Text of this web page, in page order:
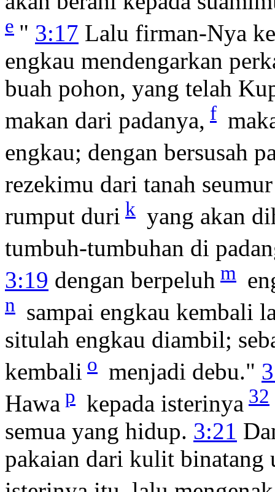
e " 3:17 Lalu firman-Nya
engkau mendengarkan
buah pohon, yang telah
makan dari padanya, f
engkau; dengan bersusah
rezekimu dari tanah
rumput duri k yang akan
tumbuh-tumbuhan di
3:19 dengan berpeluh m
n sampai engkau kembali
situlah engkau diambil;
kembali o menjadi debu."
Hawa p kepada isterinya 32
semua yang hidup. 3:21
pakaian dari kulit binatang